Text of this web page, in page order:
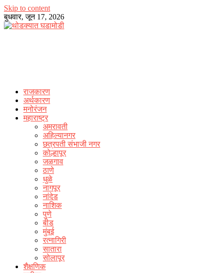
Skip to content
बुधवार, जून 17, 2026
राजकारण
अर्थकारण
मनोरंजन
महाराष्ट्र
अमरावती
अहिल्यानगर
छत्रपती संभाजी नगर
कोल्हापूर
जळगाव
ठाणे
धुळे
नागपूर
नांदेड
नाशिक
पुणे
बीड
मुंबई
रत्नागिरी
सातारा
सोलापूर
शैक्षणिक